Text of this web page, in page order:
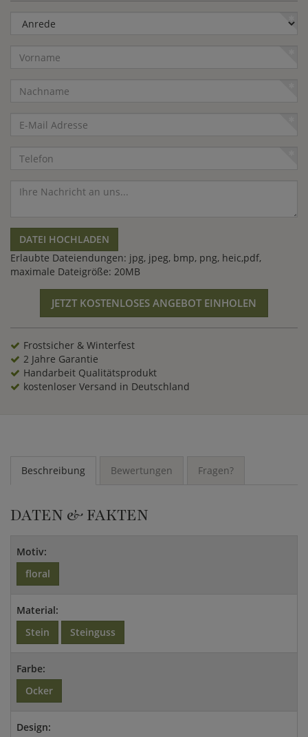
Anrede
Vorname
Nachname
Mail
Telefon
Nachricht
DATEI HOCHLADEN
Erlaubte Dateiendungen: jpg, jpeg, bmp, png, heic,pdf,
maximale Dateigröße: 20MB
JETZT KOSTENLOSES ANGEBOT EINHOLEN
Frostsicher & Winterfest
2 Jahre Garantie
Handarbeit Qualitätsprodukt
kostenloser Versand in Deutschland
Beschreibung Bewertungen Fragen?
DATEN & FAKTEN
Motiv:
floral
Material:
Stein
Steinguss
Farbe:
Ocker
Design: